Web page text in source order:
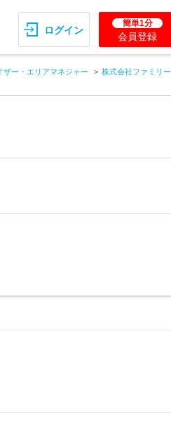
ログイン
簡単1分
会員登録
ザー・エリアマネジャー
株式会社ファミリー